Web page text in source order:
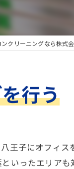
クリーニングなら株式会
行う
王子にオフィス
いったエリアも